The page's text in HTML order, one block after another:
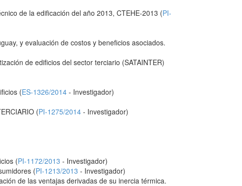
de la edificación del año 2013, CTEHE-2013 (PI-
y evaluación de costos y beneficios asociados.
de edificios del sector terciario (SATAINTER)
(ES-1326/2014 - Investigador)
(PI-1275/2014 - Investigador)
(PI-1172/2013 - Investigador)
(PI-1213/2013 - Investigador)
de las ventajas derivadas de su inercia térmica.